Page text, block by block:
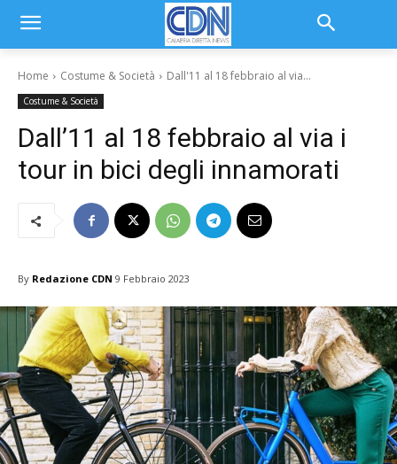
Home Costume & Società Dall'11 al 18 febbraio al via...
Costume & Società
Dall’11 al 18 febbraio al via i
tour in bici degli innamorati
By Redazione CDN 9 Febbraio 2023